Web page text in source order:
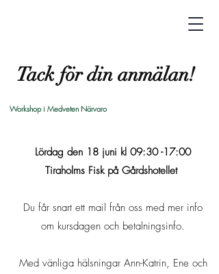
Tack för din anmälan!
Workshop i Medveten Närvaro
Lördag den 18 juni kl 09:30 -17:00
Tiraholms Fisk på Gårdshotellet
Du får snart ett mail från oss med mer info
om kursdagen och betalningsinfo.
Med vänliga hälsningar Ann-Katrin, Ene och